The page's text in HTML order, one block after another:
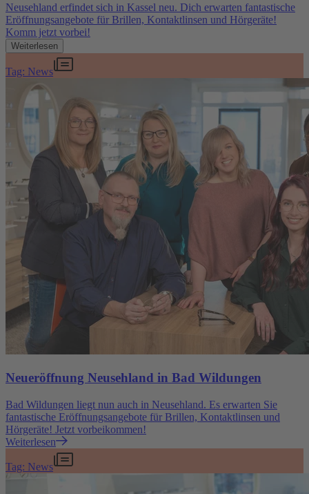
Neusehland erfindet sich in Kassel neu. Dich erwarten fantastische
Eröffnungsangebote für Brillen, Kontaktlinsen und Hörgeräte!
Komm jetzt vorbei!
Weiterlesen
Tag: News
Neueröffnung Neusehland in Bad Wildungen
Bad Wildungen liegt nun auch in Neusehland. Es erwarten Sie
fantastische Eröffnungsangebote für Brillen, Kontaktlinsen und
Hörgeräte! Jetzt vorbeikommen!
Weiterlesen
Tag: News